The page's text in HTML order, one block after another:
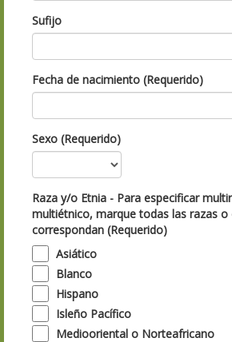
Sufijo
Fecha de nacimiento (Requerido)
Sexo (Requerido)
Raza y/o Etnia - Para especificar
multiétnico, marque todas las razas o
correspondan (Requerido)
Asiático
Blanco
Hispano
Isleño Pacífico
Mediooriental o Norteafricano